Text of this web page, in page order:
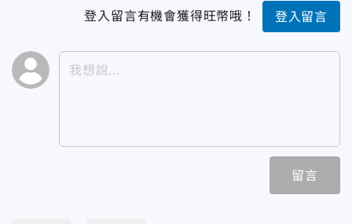
登入留言有機會獲得旺幣哦！ 登入留言
留言